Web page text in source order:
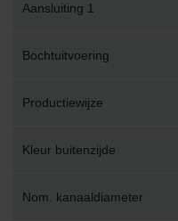
Aansluiting 1
Bochtuitvoering
Productiewijze
Kleur buitenzijde
Nom. kanaaldiameter